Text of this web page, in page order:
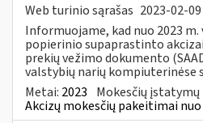
Web turinio sąrašas 2023-02-09
Informuojame, kad nuo 2023 m.
popierinio supaprastinto
prekių vežimo dokumento
valstybių narių kompiuterinėse
Metai: 2023 Mokesčių
Akcizų mokesčių pakeitimai nuo